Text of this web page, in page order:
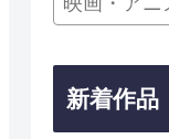
新着作品